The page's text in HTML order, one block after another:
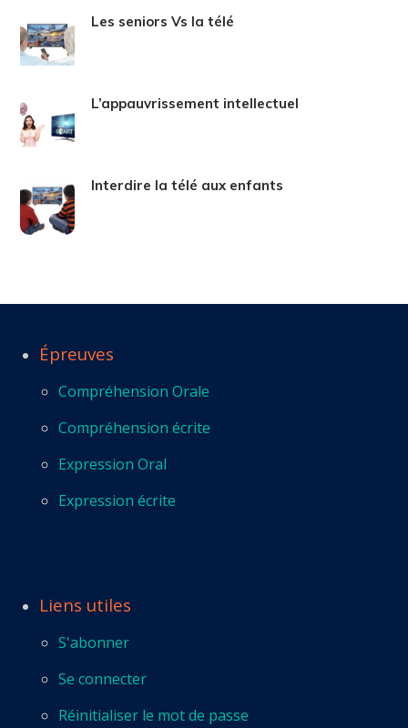
Les seniors Vs la télé
L’appauvrissement intellectuel
Interdire la télé aux enfants
Épreuves
Compréhension Orale
Compréhension écrite
Expression Oral
Expression écrite
Liens utiles
S'abonner
Se connecter
Réinitialiser le mot de passe